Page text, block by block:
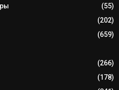
(55)
(202)
(659)
(266)
(178)